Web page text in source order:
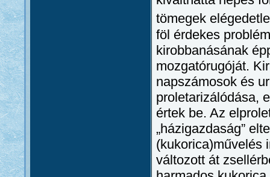
tömegek
föl érdekes
kirobbanásának
mozgatórugóját.
napszámosok és
proletarizálódása,
értek be. Az
„házigazdaság”
(kukorica)művelés
változott át